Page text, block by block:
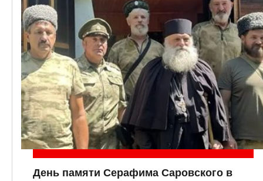
День памяти Серафима Саровского в